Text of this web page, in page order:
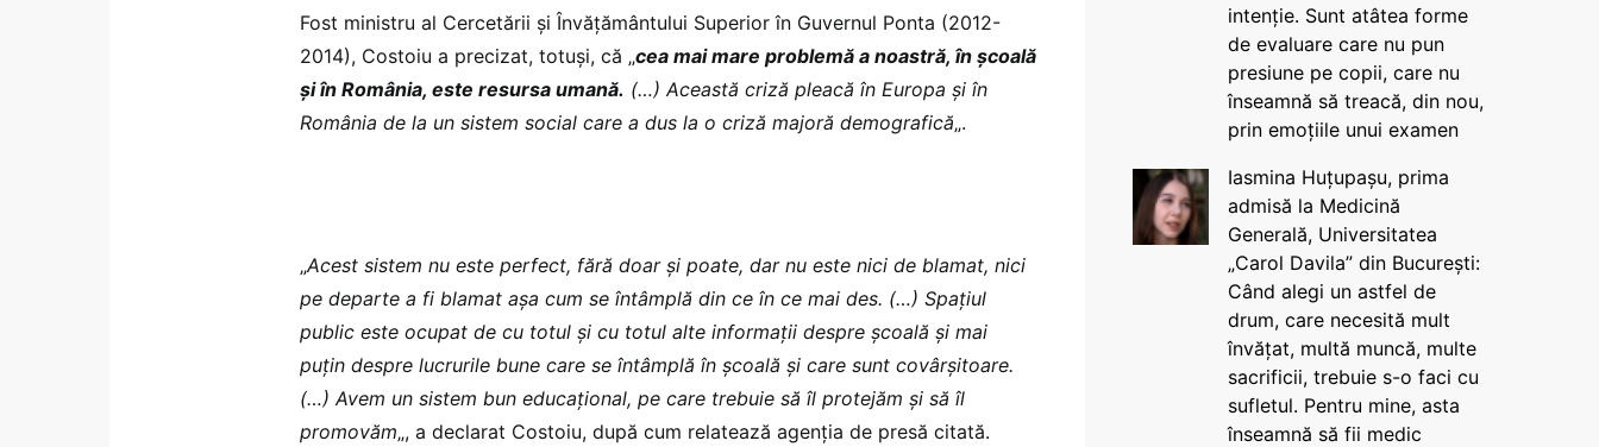
Fost ministru al Cercetării și Învățământului Superior în Guvernul Ponta (2012-
2014), Costoiu a precizat, totuși, că „cea mai mare problemă a noastră, în şcoală
şi în România, este resursa umană. (…) Această criză pleacă în Europa şi în
România de la un sistem social care a dus la o criză majoră demografică„.
„Acest sistem nu este perfect, fără doar şi poate, dar nu este nici de blamat, nici
pe departe a fi blamat aşa cum se întâmplă din ce în ce mai des. (…) Spaţiul
public este ocupat de cu totul şi cu totul alte informaţii despre şcoală şi mai
puţin despre lucrurile bune care se întâmplă în şcoală şi care sunt covârşitoare.
(…) Avem un sistem bun educaţional, pe care trebuie să îl protejăm şi să îl
promovăm„, a declarat Costoiu, după cum relatează agenția de presă citată.
intenție. Sunt atâtea forme
de evaluare care nu pun
presiune pe copii, care nu
înseamnă să treacă, din nou,
prin emoțiile unui examen
Iasmina Huțupașu, prima
admisă la Medicină
Generală, Universitatea
„Carol Davila” din București:
Când alegi un astfel de
drum, care necesită mult
învățat, multă muncă, multe
sacrificii, trebuie s-o faci cu
sufletul. Pentru mine, asta
înseamnă să fii medic